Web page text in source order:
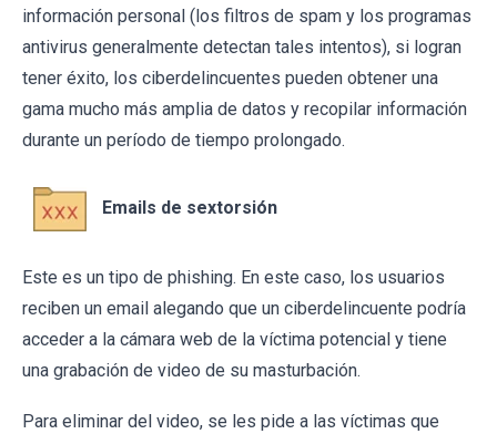
información personal (los filtros de spam y los programas
antivirus generalmente detectan tales intentos), si logran
tener éxito, los ciberdelincuentes pueden obtener una
gama mucho más amplia de datos y recopilar información
durante un período de tiempo prolongado.
Emails de sextorsión
Este es un tipo de phishing. En este caso, los usuarios
reciben un email alegando que un ciberdelincuente podría
acceder a la cámara web de la víctima potencial y tiene
una grabación de video de su masturbación.
Para eliminar del video, se les pide a las víctimas que